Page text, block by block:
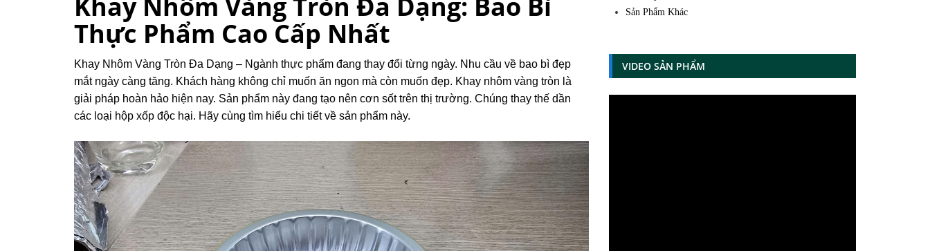
Thực Phẩm Cao Cấp Nhất
Khay Nhôm Vàng Tròn Đa Dạng – Ngành thực phẩm đang thay đổi từng ngày. Nhu cầu về bao bì đẹp
mắt ngày càng tăng. Khách hàng không chỉ muốn ăn ngon mà còn muốn đẹp. Khay nhôm vàng tròn là
giải pháp hoàn hảo hiện nay. Sản phẩm này đang tạo nên cơn sốt trên thị trường. Chúng thay thế dần
các loại hộp xốp độc hại. Hãy cùng tìm hiểu chi tiết về sản phẩm này.
Sản Phẩm Khác
VIDEO SẢN PHẨM